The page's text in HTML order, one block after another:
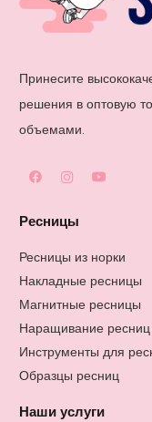
Принесите
решения в оптовую
объемами.
Ресницы
Ресницы из норки
Накладные ресницы
Магнитные ресницы
Наращивание ресниц
Инструменты для
Образцы ресниц
Наши услуги